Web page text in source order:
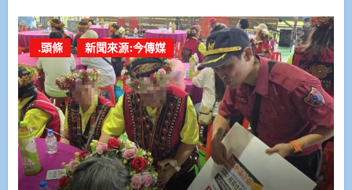
.頭條 新聞來源:今傳媒